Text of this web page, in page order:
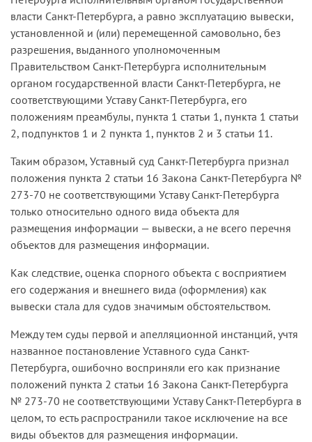
власти Санкт-Петербурга, а равно эксплуатацию вывески,
установленной и (или) перемещенной самовольно, без
разрешения, выданного уполномоченным
Правительством Санкт-Петербурга исполнительным
органом государственной власти Санкт-Петербурга, не
соответствующими Уставу Санкт-Петербурга, его
положениям преамбулы, пункта 1 статьи 1, пункта 1 статьи
2, подпунктов 1 и 2 пункта 1, пунктов 2 и 3 статьи 11.
Таким образом, Уставный суд Санкт-Петербурга признал
положения пункта 2 статьи 16 Закона Санкт-Петербурга №
273-70 не соответствующими Уставу Санкт-Петербурга
только относительно одного вида объекта для
размещения информации — вывески, а не всего перечня
объектов для размещения информации.
Как следствие, оценка спорного объекта с восприятием
его содержания и внешнего вида (оформления) как
вывески стала для судов значимым обстоятельством.
Между тем суды первой и апелляционной инстанций, учтя
названное постановление Уставного суда Санкт-
Петербурга, ошибочно восприняли его как признание
положений пункта 2 статьи 16 Закона Санкт-Петербурга
№ 273-70 не соответствующими Уставу Санкт-Петербурга в
целом, то есть распространили такое исключение на все
виды объектов для размещения информации.